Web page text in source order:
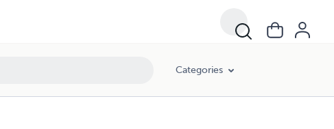
Categories